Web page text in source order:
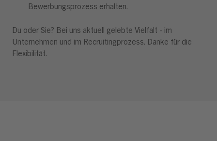
Bewerbungsprozess erhalten.
Du oder Sie? Bei uns aktuell gelebte Vielfalt - im
Unternehmen und im Recruitingprozess. Danke für die
Flexibilität.